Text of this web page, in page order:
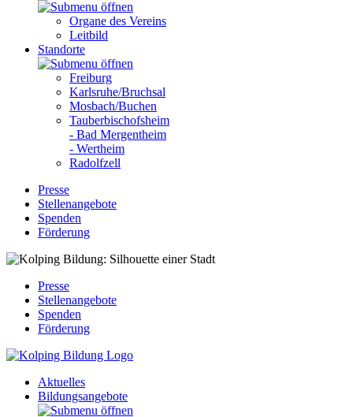
Organe des Vereins
Leitbild
Standorte
Freiburg
Karlsruhe/Bruchsal
Mosbach/Buchen
Tauberbischofsheim
- Bad Mergentheim
- Wertheim
Radolfzell
Presse
Stellenangebote
Spenden
Förderung
Presse
Stellenangebote
Spenden
Förderung
Aktuelles
Bildungsangebote